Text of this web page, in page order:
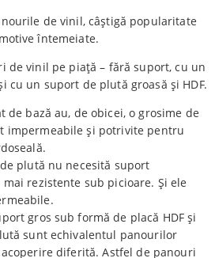
de vinil, câștigă popularitate
întemeiate.
de vinil pe piață – fără suport, cu un
cu un suport de plută groasă și HDF.
de bază au, de obicei, o grosime de
impermeabile și potrivite pentru
plută nu necesită suport
rezistente sub picioare. Și ele
gros sub formă de placă HDF și
sunt echivalentul panourilor
diferită. Astfel de panouri